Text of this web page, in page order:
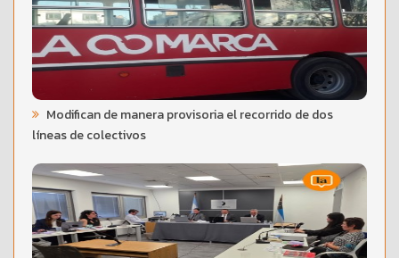
Modifican de manera provisoria el recorrido de dos
líneas de colectivos